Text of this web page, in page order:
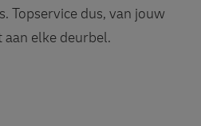
Topservice dus, van jouw
elke deurbel.